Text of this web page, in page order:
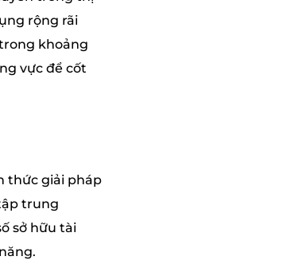
rộng rãi
khoảng
vực để cốt
thức giải pháp
trung
sở hữu tài